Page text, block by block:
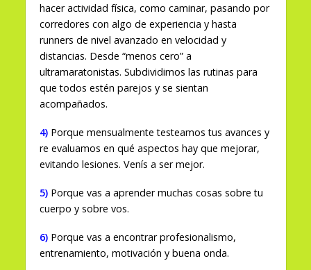
hacer actividad física, como caminar, pasando por
corredores con algo de experiencia y hasta
runners de nivel avanzado en velocidad y
distancias. Desde “menos cero” a
ultramaratonistas. Subdividimos las rutinas para
que todos estén parejos y se sientan
acompañados.
4)Porque mensualmente testeamos tus avances y
re evaluamos en qué aspectos hay que mejorar,
evitando lesiones. Venís a ser mejor.
5)Porque vas a aprender muchas cosas sobre tu
cuerpo y sobre vos.
6)Porque vas a encontrar profesionalismo,
entrenamiento, motivación y buena onda.